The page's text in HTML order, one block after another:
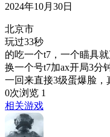
2024年10月30日
北京市
玩过33秒
的吃一个t7，一个瞄具
换一个号t7加ax开局3分
一回来直接3级蛋爆脸，
0次浏览 1
相关游戏